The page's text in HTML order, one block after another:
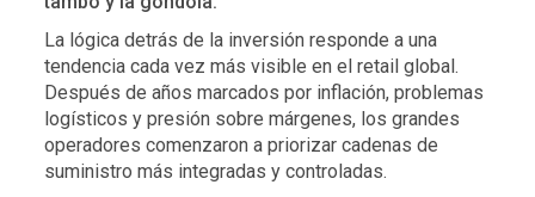
La lógica detrás de la inversión responde a una
tendencia cada vez más visible en el retail global.
Después de años marcados por inflación, problemas
logísticos y presión sobre márgenes, los grandes
operadores comenzaron a priorizar cadenas de
suministro más integradas y controladas.